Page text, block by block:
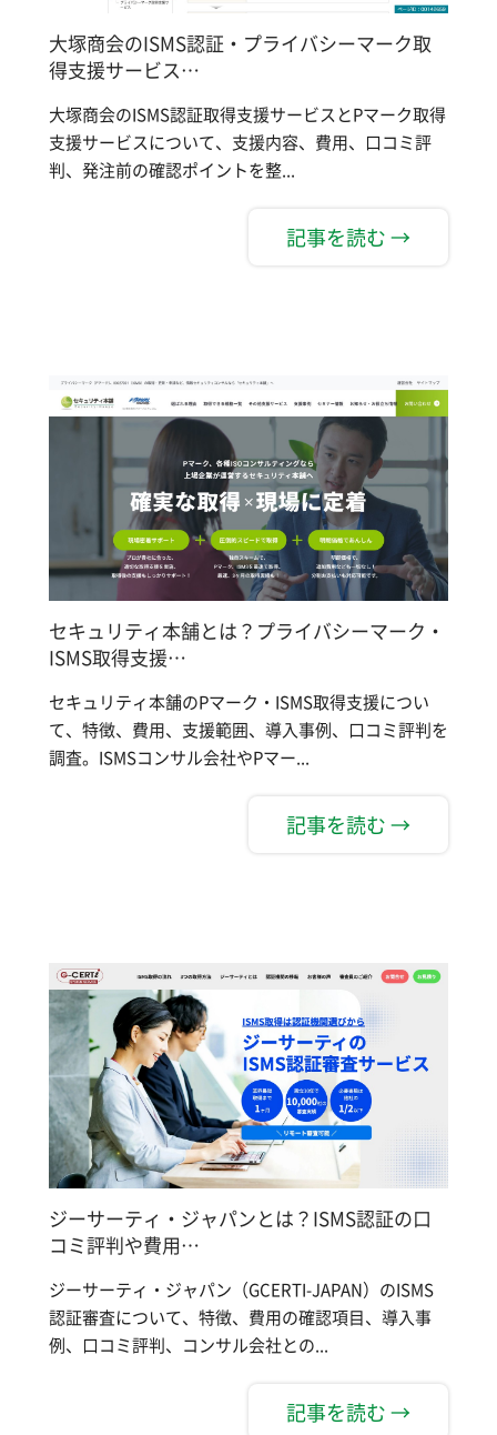
大塚商会のISMS認証・プライバシーマーク取
得支援サービス…
大塚商会のISMS認証取得支援サービスとPマーク取得
支援サービスについて、支援内容、費用、口コミ評
判、発注前の確認ポイントを整...
記事を読む →
セキュリティ本舗とは？プライバシーマーク・
ISMS取得支援…
セキュリティ本舗のPマーク・ISMS取得支援につい
て、特徴、費用、支援範囲、導入事例、口コミ評判を
調査。ISMSコンサル会社やPマー...
記事を読む →
ジーサーティ・ジャパンとは？ISMS認証の口
コミ評判や費用…
ジーサーティ・ジャパン（GCERTI-JAPAN）のISMS
認証審査について、特徴、費用の確認項目、導入事
例、口コミ評判、コンサル会社との...
記事を読む →